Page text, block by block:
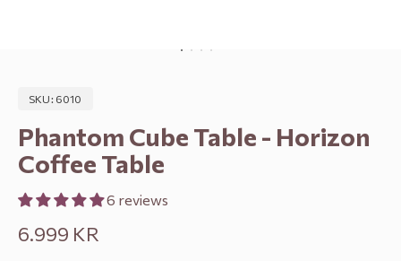
SKU: 6010
Phantom Cube Table - Horizon
Coffee Table
6 reviews
Sale price
6.999 KR